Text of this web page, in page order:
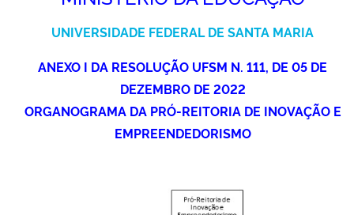
Ministério de Minas e Energia
Ministério da Ciência, Tecnologia, Inovações e Comunicações
UNIVERSIDADE FEDERAL DE SANTA MARIA
ANEXO I DA RESOLUÇÃO UFSM N. 111, DE 05 DE
DEZEMBRO DE 2022
ORGANOGRAMA DA PRÓ-REITORIA DE INOVAÇÃO E
EMPREENDEDORISMO